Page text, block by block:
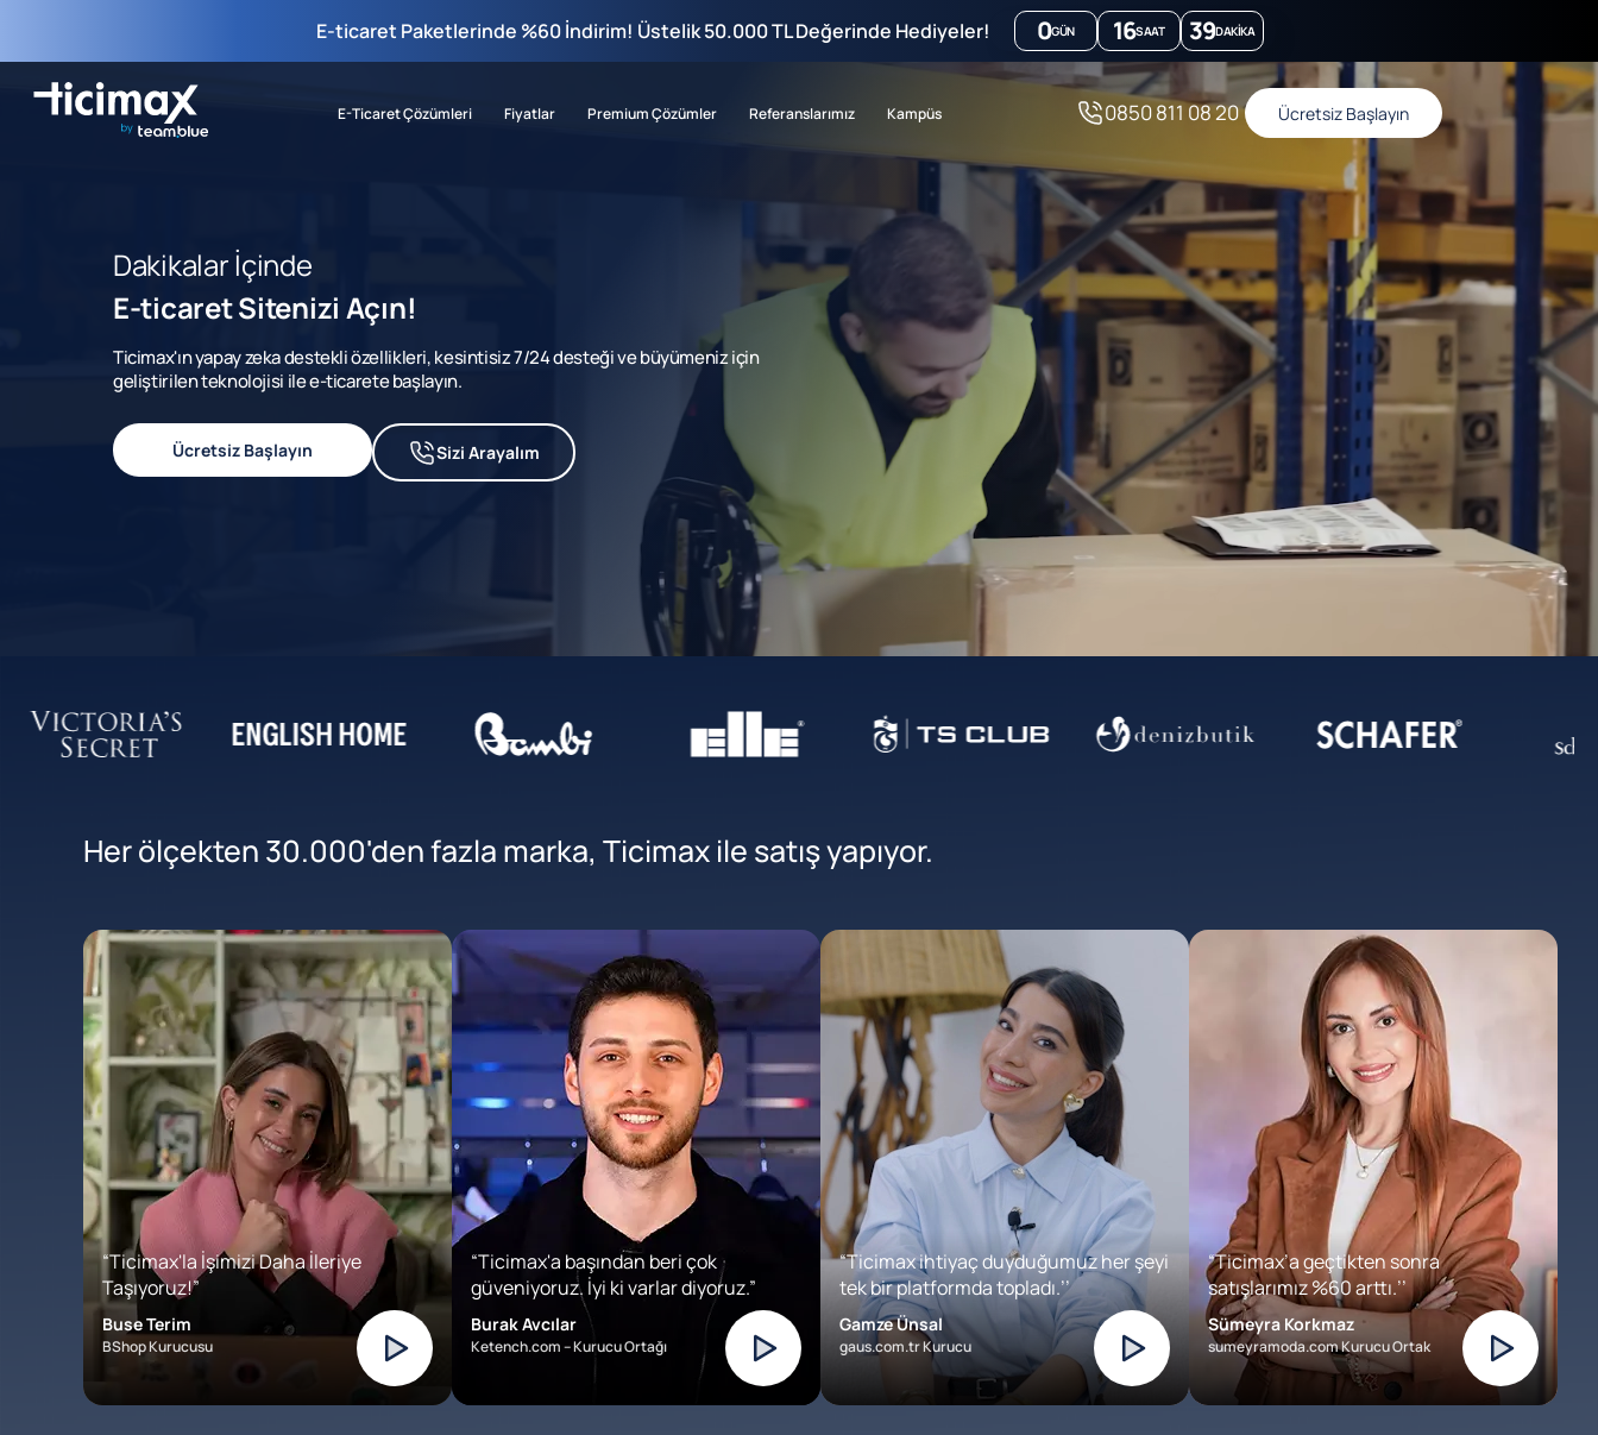
E-ticaret Paketlerinde %60 İndirim! Üstelik 50.000 TL Değerinde Hediyeler! 0GÜN 16SAAT 39DAKIKA
E-Ticaret Çözümleri Fiyatlar Premium Çözümler Referanslarımız Kampüs 0850 811 08 20 Ücretsiz Başlayın
Dakikalar İçinde
E-ticaret Sitenizi Açın!
Ticimax'ın yapay zeka destekli özellikleri, kesintisiz 7/24 desteği ve büyümeniz için
geliştirilen teknolojisi ile e-ticarete başlayın.
Ücretsiz Başlayın Sizi Arayalım
Her ölçekten 30.000'den fazla marka, Ticimax ile satış yapıyor.
“Ticimax'la İşimizi Daha İleriye
Taşıyoruz!”
Buse Terim
BShop Kurucusu
“Ticimax'a başından beri çok
güveniyoruz. İyi ki varlar diyoruz.”
Burak Avcılar
Ketench.com – Kurucu Ortağı
“Ticimax ihtiyaç duyduğumuz her şeyi
tek bir platformda topladı.’’
Gamze Ünsal
gaus.com.tr Kurucu
“Ticimax’a geçtikten sonra
satışlarımız %60 arttı.’’
Sümeyra Korkmaz
sumeyramoda.com Kurucu Ortak